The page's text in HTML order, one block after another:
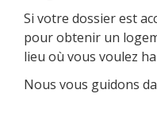
Si votre dossier est
pour obtenir un
lieu où vous voulez
Nous vous guidons